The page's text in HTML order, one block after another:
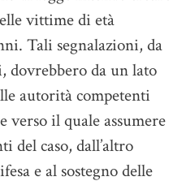
vittime di età
Tali segnalazioni, da
da un lato
autorità competenti
verso il quale assumere
del caso, dall’altro
e al sostegno delle